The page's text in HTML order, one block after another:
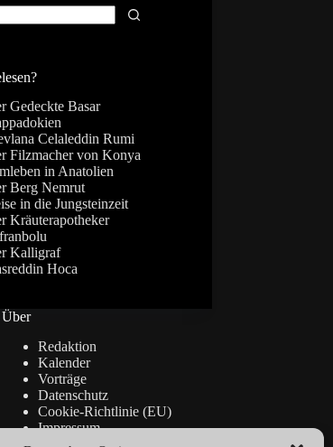
Gedeckte Basar
Celaleddin Rumi
Filzmacher von Konya
in Anatolien
Berg Nemrut
in die Jungsteinzeit
Kräuterapotheker
Kalligraf
Hoca
Über
Redaktion
Kalender
Vorträge
Datenschutz
Cookie-Richtlinie (EU)
Impressum